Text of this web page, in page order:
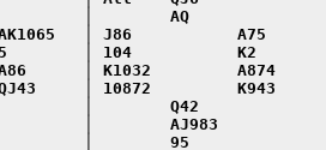
│        AQ              │
│ J86           A75      │
│ 104           K2       │
│ K1032         A874     │
│ 10872         K943     │
│        Q42             │
│        AJ983           │
│        95              │